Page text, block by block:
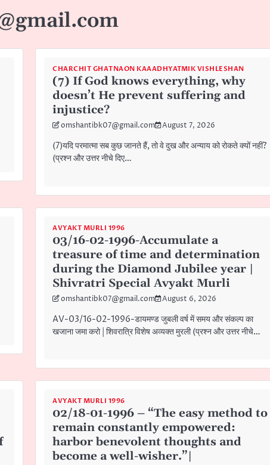
CHARCHIT GHATNAON KAAADHYATMIK VISHLESHAN
(7) If God knows everything, why
doesn’t He prevent suffering and
injustice?
omshantibk07@gmail.com August 7, 2026
(7)यदि परमात्मा सब कुछ जानते हैं, तो वे दुख और अन्याय को रोकते क्यों नहीं?
(प्रश्न और उत्तर नीचे दिए…
AVYAKT MURLI 1996
03/16-02-1996-Accumulate a
treasure of time and determination
during the Diamond Jubilee year |
Shivratri Special Avyakt Murli
omshantibk07@gmail.com August 6, 2026
AV-03/16-02-1996-डायमण्ड जुबली वर्ष में समय और संकल्प का
खजाना जमा करो | शिवरात्रि विशेष अव्यक्त मुरली (प्रश्न और उत्तर नीचे…
AVYAKT MURLI 1996
02/18-01-1996 – “The easy method to
remain constantly empowered:
harbor benevolent thoughts and
become a well-wisher.”|